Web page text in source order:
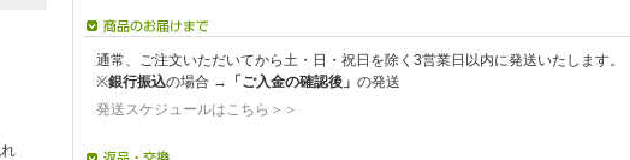
通常、ご注文いただいてから土・日・祝日を除く3営業日以内に発送いたします。
※銀行振込の場合 → 「ご入金の確認後」 の発送
発送スケジュールはこちら＞＞